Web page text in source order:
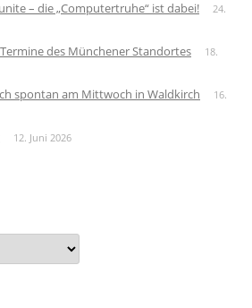
– die „Computertruhe“ ist dabei!
24.
des Münchener Standortes
18.
spontan am Mittwoch in Waldkirch
16.
12. Juni 2026